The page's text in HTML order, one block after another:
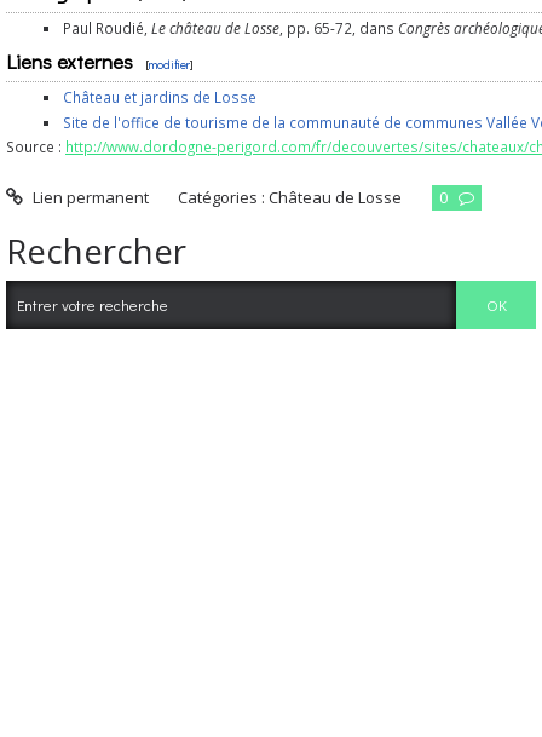
Paul Roudié,Le château de Losse , pp. 65-72, dans Congrès
Liens externes [modifier]
Château et jardins de Losse
Site de l'office de tourisme de la communauté de communes Vallée
Source : http://www.dordogne-perigord.com/fr/decouvertes/sites/chateaux/
Lien permanent Catégories :Château de Losse 0
Rechercher